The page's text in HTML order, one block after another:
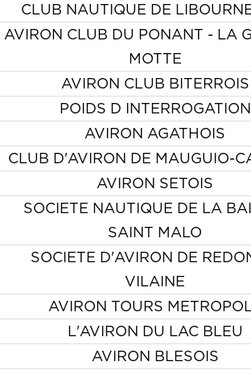
CLUB NAUTIQUE DE
AVIRON CLUB DU PONANT - LA
MOTTE
AVIRON CLUB BITERROIS
POIDS D INTERROGATION
AVIRON AGATHOIS
CLUB D'AVIRON DE MAUGUIO-
AVIRON SETOIS
SOCIETE NAUTIQUE DE LA
SAINT MALO
SOCIETE D'AVIRON DE
VILAINE
AVIRON TOURS
L'AVIRON DU LAC BLEU
AVIRON BLESOIS